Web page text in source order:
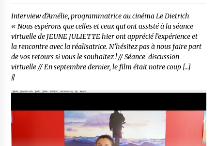
Interview d’Amélie, programmatrice au cinéma Le Dietrich
« Nous espérons que celles et ceux qui ont assisté à la séance
virtuelle de JEUNE JULIETTE hier ont apprécié l’expérience et
la rencontre avec la réalisatrice. N’hésitez pas à nous faire part
de vos retours si vous le souhaitez ! // Séance-discussion
virtuelle // En septembre dernier, le film était notre coup […]
//